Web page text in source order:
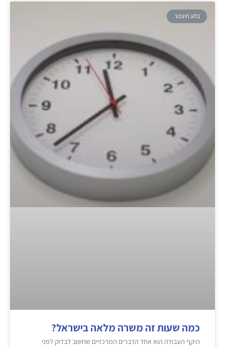
בלוג תיגבור
כמה שעות זה משרה מלאה בישראל?
היקף העבודה הוא אחד הדברים המרכזיים שחשוב לבדוק לפני